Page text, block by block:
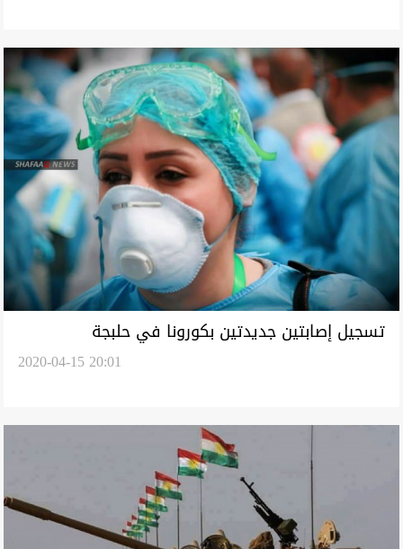
تسجيل إصابتين جديدتين بكورونا في حلبجة
2020-04-15 20:01